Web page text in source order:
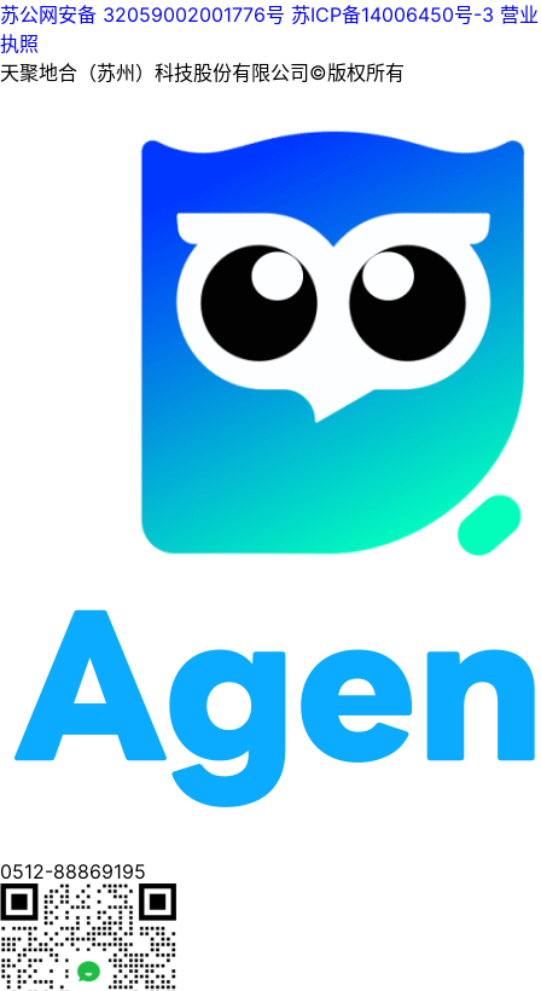
苏公网安备 32059002001776号 苏ICP备14006450号-3 营业
执照
天聚地合（苏州）科技股份有限公司©版权所有
0512-88869195